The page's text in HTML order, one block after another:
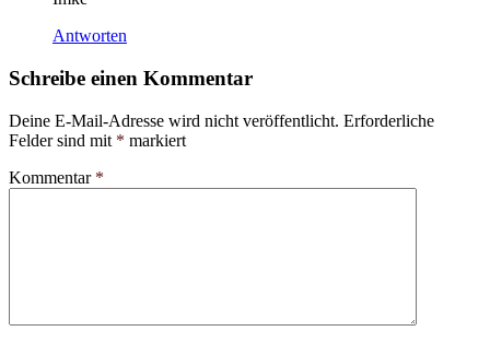
Antworten
Schreibe einen Kommentar
Deine E-Mail-Adresse wird nicht veröffentlicht. Erforderliche
Felder sind mit * markiert
Kommentar *